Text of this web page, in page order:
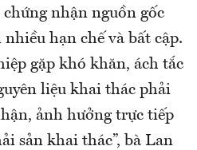
nhận nguồn gốc
hạn chế và bất cập.
gặp khó khăn, ách tắc
liệu khai thác phải
ảnh hưởng trực tiếp
sản khai thác”, bà Lan